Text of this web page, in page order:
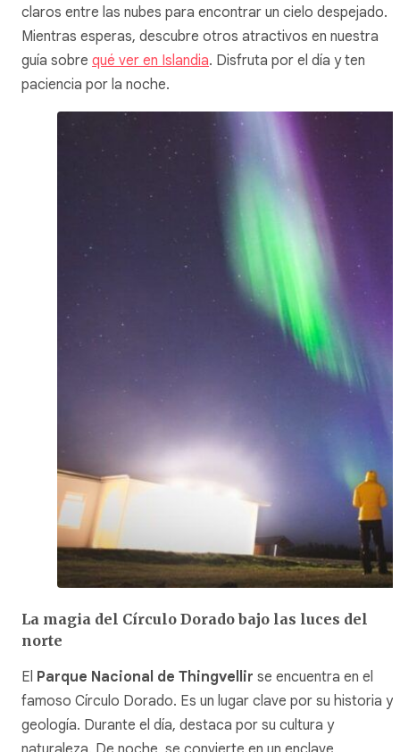
claros entre las nubes para encontrar un cielo despejado.
Mientras esperas, descubre otros atractivos en nuestra
guía sobre qué ver en Islandia. Disfruta por el día y ten
paciencia por la noche.
La magia del Círculo Dorado bajo las luces del
norte
El Parque Nacional de Thingvellir se encuentra en el
famoso Círculo Dorado. Es un lugar clave por su historia y
geología. Durante el día, destaca por su cultura y